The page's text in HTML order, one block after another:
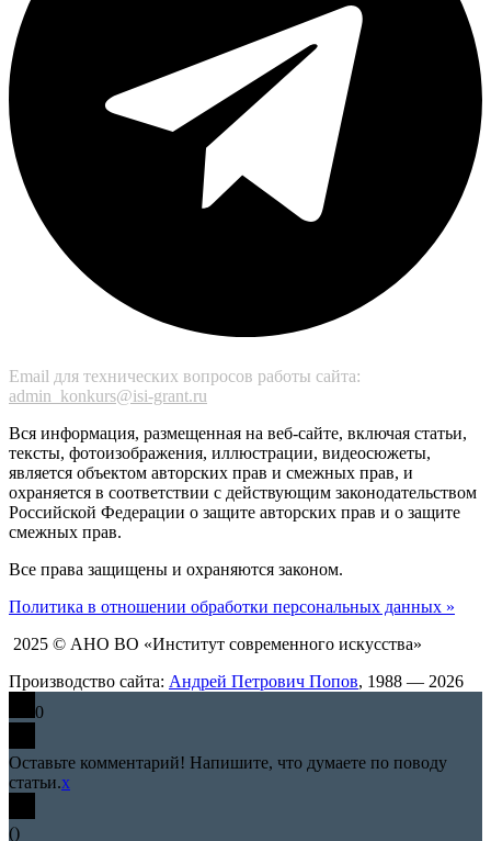
Email для технических вопросов работы сайта:
admin_konkurs@isi-grant.ru
Вся информация, размещенная на веб-сайте, включая статьи,
тексты, фотоизображения, иллюстрации, видеосюжеты,
является объектом авторских прав и смежных прав, и
охраняется в соответствии с действующим законодательством
Российской Федерации о защите авторских прав и о защите
смежных прав.
Все права защищены и охраняются законом.
Политика в отношении обработки персональных данных »
2025 © АНО ВО «Институт современного искусства»
Производство сайта: Андрей Петрович Попов, 1988 — 2026
0
Оставьте комментарий! Напишите, что думаете по поводу
статьи.x
()